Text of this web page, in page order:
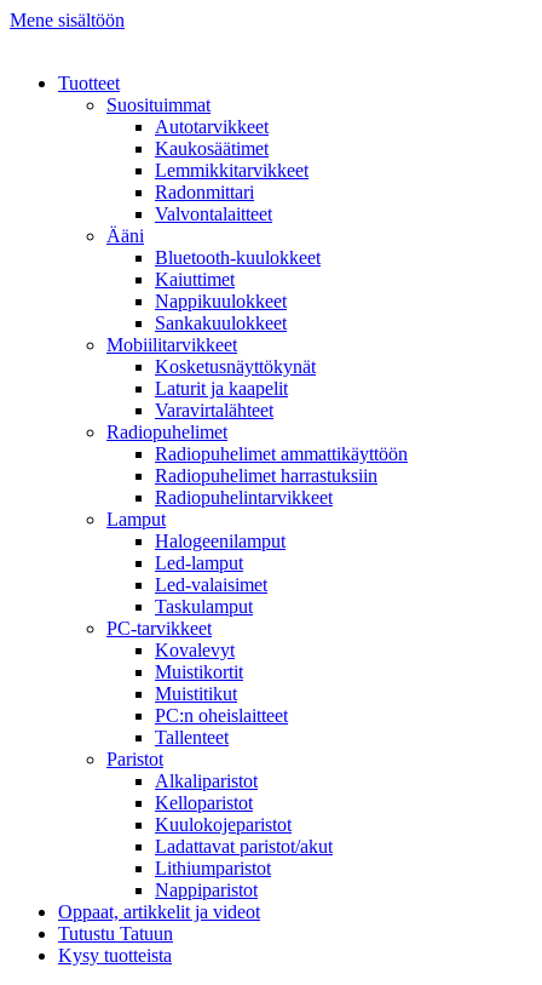
Mene sisältöön
Tuotteet
Suosituimmat
Autotarvikkeet
Kaukosäätimet
Lemmikkitarvikkeet
Radonmittari
Valvontalaitteet
Ääni
Bluetooth-kuulokkeet
Kaiuttimet
Nappikuulokkeet
Sankakuulokkeet
Mobiilitarvikkeet
Kosketusnäyttökynät
Laturit ja kaapelit
Varavirtalähteet
Radiopuhelimet
Radiopuhelimet ammattikäyttöön
Radiopuhelimet harrastuksiin
Radiopuhelintarvikkeet
Lamput
Halogeenilamput
Led-lamput
Led-valaisimet
Taskulamput
PC-tarvikkeet
Kovalevyt
Muistikortit
Muistitikut
PC:n oheislaitteet
Tallenteet
Paristot
Alkaliparistot
Kelloparistot
Kuulokojeparistot
Ladattavat paristot/akut
Lithiumparistot
Nappiparistot
Oppaat, artikkelit ja videot
Tutustu Tatuun
Kysy tuotteista